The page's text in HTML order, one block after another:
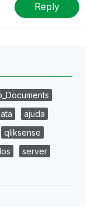
Reply
ajuda
qliksense
server